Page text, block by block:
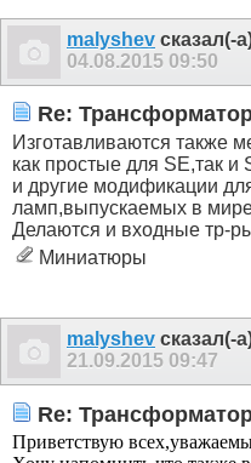
malyshev сказал(-
04.08.2015 09:50
Re:
Изготавливаются также
как простые для SE,так и
и другие модификации
ламп,выпускаемых в
Делаются и входные тр-
Миниатюры
malyshev сказал(-
21.09.2015 09:47
Re:
Приветствую